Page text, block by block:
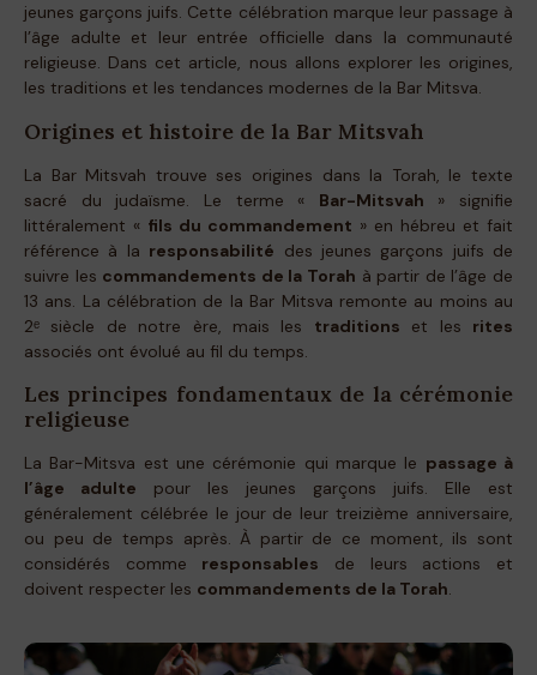
jeunes garçons juifs. Cette célébration marque leur passage à
l’âge adulte et leur entrée officielle dans la communauté
religieuse. Dans cet article, nous allons explorer les origines,
les traditions et les tendances modernes de la Bar Mitsva.
Origines et histoire de la Bar Mitsvah
La Bar Mitsvah trouve ses origines dans la Torah, le texte
sacré du judaïsme. Le terme « Bar-Mitsvah » signifie
littéralement « fils du commandement » en hébreu et fait
référence à la responsabilité des jeunes garçons juifs de
suivre les commandements de la Torah à partir de l’âge de
13 ans. La célébration de la Bar Mitsva remonte au moins au
2ᵉ siècle de notre ère, mais les traditions et les rites
associés ont évolué au fil du temps.
Les principes fondamentaux de la cérémonie
religieuse
La Bar-Mitsva est une cérémonie qui marque le passage à
l’âge adulte pour les jeunes garçons juifs. Elle est
généralement célébrée le jour de leur treizième anniversaire,
ou peu de temps après. À partir de ce moment, ils sont
considérés comme responsables de leurs actions et
doivent respecter les commandements de la Torah.